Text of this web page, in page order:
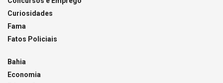
Curiosidades
Fama
Fatos Policiais
Bahia
Economia